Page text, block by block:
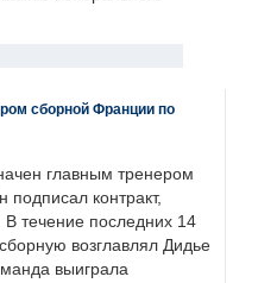
сборной Франции по
главным тренером
контракт,
В течение последних 14
возглавлял Дидье
выиграла